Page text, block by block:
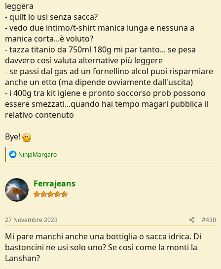
leggera
- quilt lo usi senza sacca?
- vedo due intimo/t-shirt manica lunga e nessuna a
manica corta...è voluto?
- tazza titanio da 750ml 180g mi par tanto... se pesa
davvero così valuta alternative più leggere
- se passi dal gas ad un fornellino alcol puoi risparmiare
anche un etto (ma dipende ovviamente dall'uscita)
- i 400g tra kit igiene e pronto soccorso prob possono
essere smezzati...quando hai tempo magari pubblica il
relativo contenuto
Bye!
R
c
t
i
o
s
:
NinjaMargaro
Ferrajeans
27 Novembre 2023 #430
Mi pare manchi anche una bottiglia o sacca idrica. Di
bastoncini ne usi solo uno? Se così come la monti la
Lanshan?